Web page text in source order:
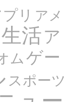
リ アメ
活ア
ムゲー
スポーツ